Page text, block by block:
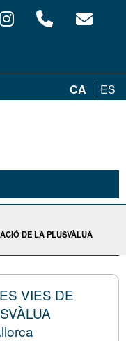
CA ES
DE LA PLUSVÀLUA
VIES DE